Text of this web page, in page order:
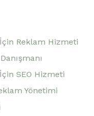
Reklam Hizmeti
SEO Hizmeti
Yönetimi